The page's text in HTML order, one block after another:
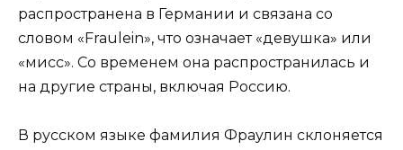
распространена в Германии и связана со
словом «Fraulein», что означает «девушка» или
«мисс». Со временем она распространилась и
на другие страны, включая Россию.
В русском языке фамилия Фраулин склоняется